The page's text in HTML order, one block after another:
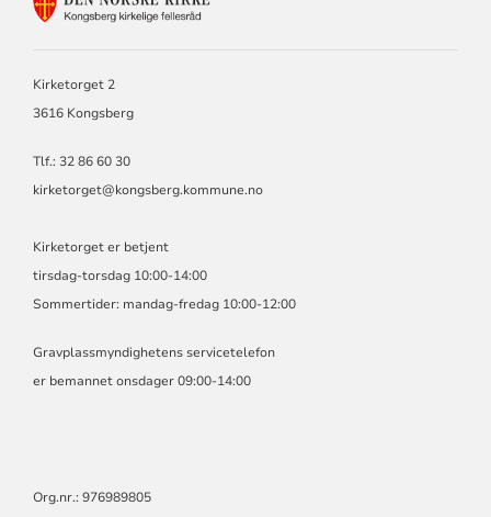
Kirketorget 2
3616 Kongsberg
Tlf.: 32 86 60 30
kirketorget@kongsberg.kommune.no
Kirketorget er betjent
tirsdag-torsdag 10:00-14:00
Sommertider: mandag-fredag 10:00-12:00
Gravplassmyndighetens servicetelefon
er bemannet onsdager 09:00-14:00
Org.nr.: 976989805